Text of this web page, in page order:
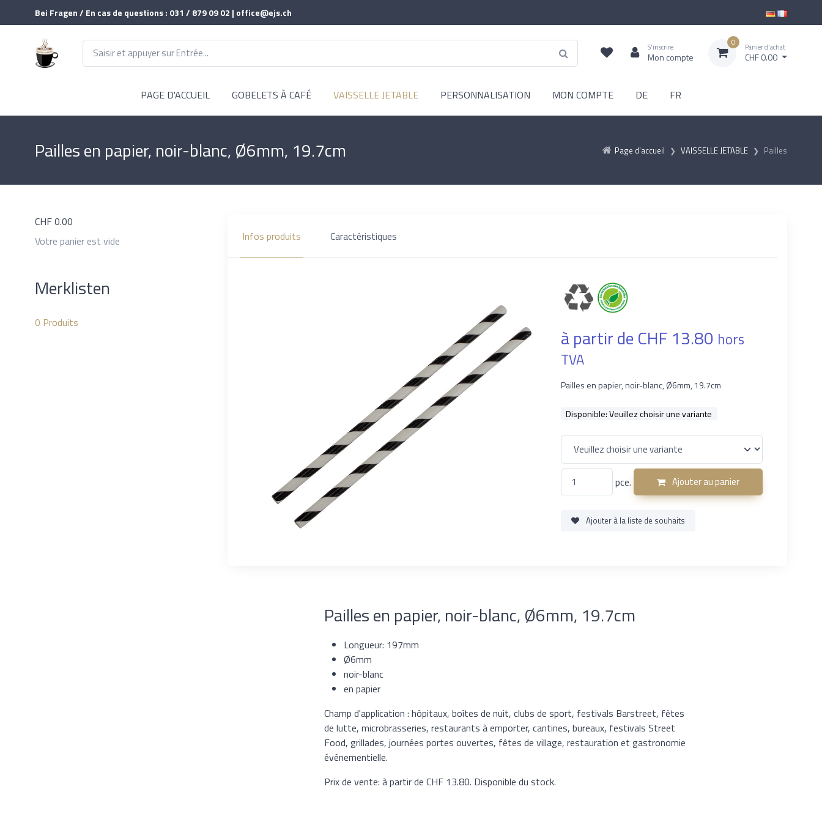
Bei Fragen / En cas de questions : 031 / 879 09 02 | office@ejs.ch
S'inscrire
Mon compte
0 Panier d'achat
CHF 0.00
PAGE D'ACCUEIL GOBELETS À CAFÉ VAISSELLE JETABLE PERSONNALISATION MON COMPTE DE FR
Page d'accueil VAISSELLE JETABLE Pailles
Pailles en papier, noir-blanc, Ø6mm, 19.7cm
CHF0.00
Votre panier est vide
Merklisten
0 Produits
Infos produits Caractéristiques
à partir de CHF 13.80 hors
TVA
Pailles en papier, noir-blanc, Ø6mm, 19.7cm
Disponible:Veuillez choisir une variante
pce. Ajouter au panier
Ajouter à la liste de souhaits
Pailles en papier, noir-blanc, Ø6mm, 19.7cm
Longueur: 197mm
Ø6mm
noir-blanc
en papier
Champ d'application : hôpitaux, boîtes de nuit, clubs de sport, festivals Barstreet, fêtes
de lutte, microbrasseries, restaurants à emporter, cantines, bureaux, festivals Street
Food, grillades, journées portes ouvertes, fêtes de village, restauration et gastronomie
événementielle.
Prix de vente: à partir de CHF 13.80. Disponible du stock.